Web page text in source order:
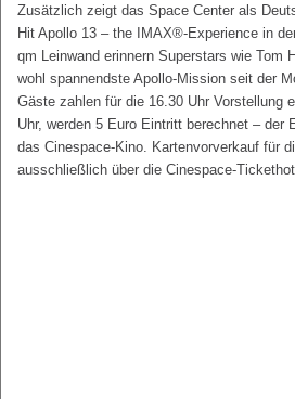
Zusätzlich zeigt das Space Center als
Hit Apollo 13 – the IMAX®-Experience in
qm Leinwand erinnern Superstars wie Tom
wohl spannendste Apollo-Mission seit der
Gäste zahlen für die 16.30 Uhr Vorstellung
Uhr, werden 5 Euro Eintritt berechnet – der
das Cinespace-Kino. Kartenvorverkauf für
ausschließlich über die Cinespace-